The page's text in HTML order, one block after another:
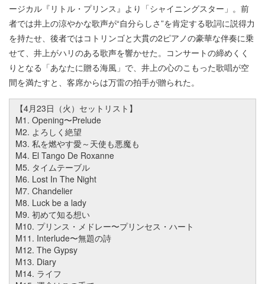
ージカル『リトル・プリンス』より「シャイニングスター」。前
者では井上の涼やかな歌声が“自分らしさ”を肯定する歌詞に説得力
を持たせ、後者ではコトリンゴと大貫の2ピアノの豪華な伴奏に乗
せて、井上がハリのある歌声を響かせた。コンサートの締めくく
りとなる「あなたに贈る海風」で、井上の心のこもった歌唱が空
間を満たすと、客席からは万雷の拍手が贈られた。
【4月23日（火）セットリスト】
M1. Opening〜Prelude
M2. よろしく絶望
M3. 私を燃やす愛～天使も悪魔も
M4. El Tango De Roxanne
M5. タイムテーブル
M6. Lost In The Night
M7. Chandelier
M8. Luck be a lady
M9. 初めて知る想い
M10. プリンス・メドレー〜プリンセス・ハート
M11. Interlude〜無題の詩
M12. The Gypsy
M13. Diary
M14. ライフ